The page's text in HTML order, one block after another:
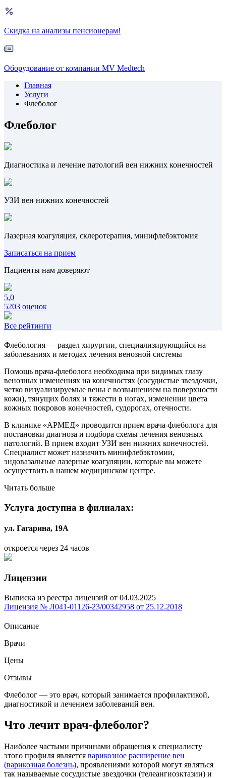
Скидка на анализы пенсионерам!
Оборудование от компании MV Medtech
Главная
Услуги
Флеболог
Флеболог
Диагностика и лечение патологий вен нижних конечностей
УЗИ вен нижних конечностей
Лазерная коагуляция, склеротерапия, минифлебэктомия
Записаться на прием
Пациенты нам доверяют
5,0
5203 оценок
Все рейтинги
Флебология — раздел хирургии, специализирующийся на
заболеваниях и методах лечения венозной системы
Помощь врача-флеболога необходима при видимых глазу
венозных изменениях на конечностях (сосудистые звездочки,
четко визуализируемые вены с возвышением на поверхности
кожи), тянущих болях и тяжести в ногах, изменении цвета
кожных покровов конечностей, судорогах, отечности.
В клинике «АРМЕД» проводится прием врача-флеболога для
постановки диагноза и подбора схемы лечения венозных
патологий. В прием входит УЗИ вен нижних конечностей.
Специалист может назначить минифлебэктомии,
эндовазальные лазерные коагуляции, которые вы можете
осуществить в нашем медицинском центре.
Читать больше
Услуга доступна в филиалах:
ул. Гагарина, 19А
откроется через 24 часов
Лицензии
Выписка из реестра лицензий от 04.03.2025
Лицензия № Л041-01126-23/00342958 от 25.12.2018
Описание
Врачи
Цены
Отзывы
Флеболог — это врач, который занимается профилактикой,
диагностикой и лечением заболеваний вен.
Что лечит врач-флеболог?
Наиболее частыми причинами обращения к специалисту
этого профиля является варикозное расширение вен
(варикозная болезнь), проявлениями которой могут являться
так называемые сосудистые звездочки (телеангиоэктазии) и